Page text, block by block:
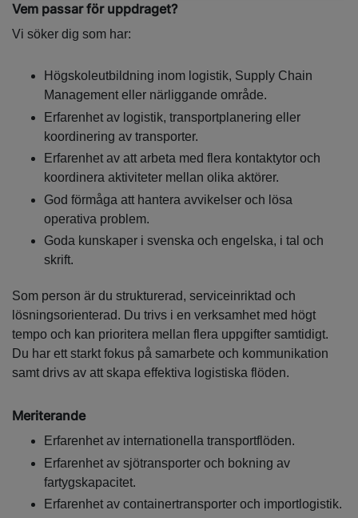
Vem passar för uppdraget?
Vi söker dig som har:
Högskoleutbildning inom logistik, Supply Chain
Management eller närliggande område.
Erfarenhet av logistik, transportplanering eller
koordinering av transporter.
Erfarenhet av att arbeta med flera kontaktytor och
koordinera aktiviteter mellan olika aktörer.
God förmåga att hantera avvikelser och lösa
operativa problem.
Goda kunskaper i svenska och engelska, i tal och
skrift.
Som person är du strukturerad, serviceinriktad och
lösningsorienterad. Du trivs i en verksamhet med högt
tempo och kan prioritera mellan flera uppgifter samtidigt.
Du har ett starkt fokus på samarbete och kommunikation
samt drivs av att skapa effektiva logistiska flöden.
Meriterande
Erfarenhet av internationella transportflöden.
Erfarenhet av sjötransporter och bokning av
fartygskapacitet.
Erfarenhet av containertransporter och importlogistik.